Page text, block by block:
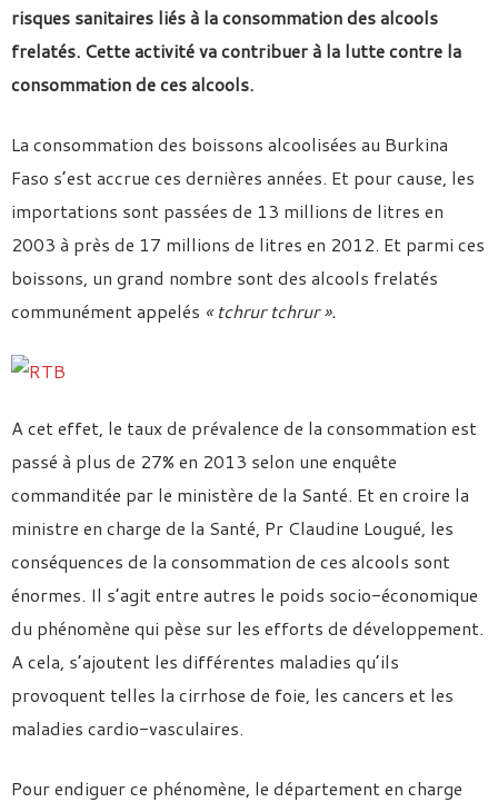
risques sanitaires liés à la consommation des alcools
frelatés. Cette activité va contribuer à la lutte contre la
consommation de ces alcools.
La consommation des boissons alcoolisées au Burkina
Faso s’est accrue ces dernières années. Et pour cause, les
importations sont passées de 13 millions de litres en
2003 à près de 17 millions de litres en 2012. Et parmi ces
boissons, un grand nombre sont des alcools frelatés
communément appelés « tchrur tchrur ».
A cet effet, le taux de prévalence de la consommation est
passé à plus de 27% en 2013 selon une enquête
commanditée par le ministère de la Santé. Et en croire la
ministre en charge de la Santé, Pr Claudine Lougué, les
conséquences de la consommation de ces alcools sont
énormes. Il s’agit entre autres le poids socio-économique
du phénomène qui pèse sur les efforts de développement.
A cela, s’ajoutent les différentes maladies qu’ils
provoquent telles la cirrhose de foie, les cancers et les
maladies cardio-vasculaires.
Pour endiguer ce phénomène, le département en charge